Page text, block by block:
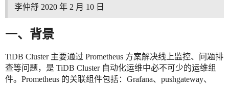
李仲舒 2020 年 2 月 10 日
一、背景
TiDB Cluster 主要通过 Prometheus 方案解决线上监控、问题排
查等问题，是 TiDB Cluster 自动化运维中必不可少的运维组
件。Prometheus 的关联组件包括：Grafana、pushgateway、